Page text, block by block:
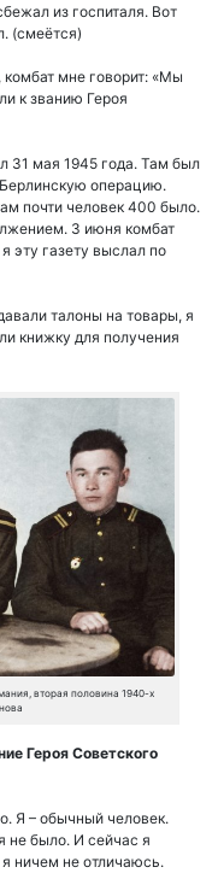
из госпиталя. Вот
(смеётся)
мне говорит: «Мы
к званию Героя
31 мая 1945 года. Там был
операцию.
почти человек 400 было.
3 июня комбат
эту газету выслал по
талоны на товары, я
книжку для получения
вторая половина 1940-х
Героя Советского
Я – обычный человек.
не было. И сейчас я
ничем не отличаюсь.